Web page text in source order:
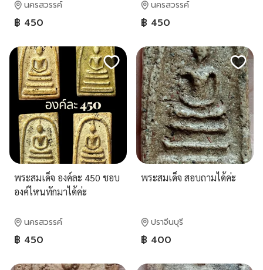
นครสวรรค์
฿ 450
นครสวรรค์
฿ 450
พระสมเด็จ องค์ละ 450 ชอบ
องค์ไหนทักมาได้ค่ะ
นครสวรรค์
฿ 450
พระสมเด็จ สอบถามได้ค่ะ
ปราจีนบุรี
฿ 400